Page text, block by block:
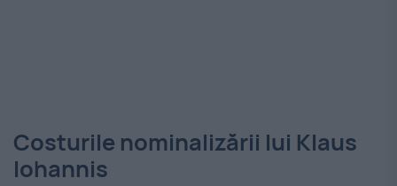
Costurile nominalizării lui Klaus
Iohannis